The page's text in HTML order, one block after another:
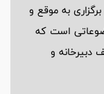
به موقع و
است که
دبیرخانه و